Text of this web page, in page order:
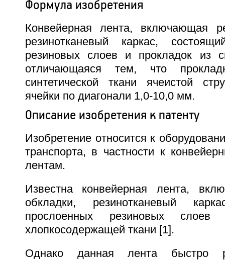
Формула изобретения
Конвейерная лента, включающая
резинотканевый каркас,
резиновых слоев и прокладок из
отличающаяся тем, что
синтетической ткани ячеистой
ячейки по диагонали 1,0-10,0 мм.
Описание изобретения к патенту
Изобретение относится к
транспорта, в частности к
лентам.
Известна конвейерная лента,
обкладки, резинотканевый
прослоенных резиновых
хлопкосодержащей ткани [1].
Однако данная лента быстро